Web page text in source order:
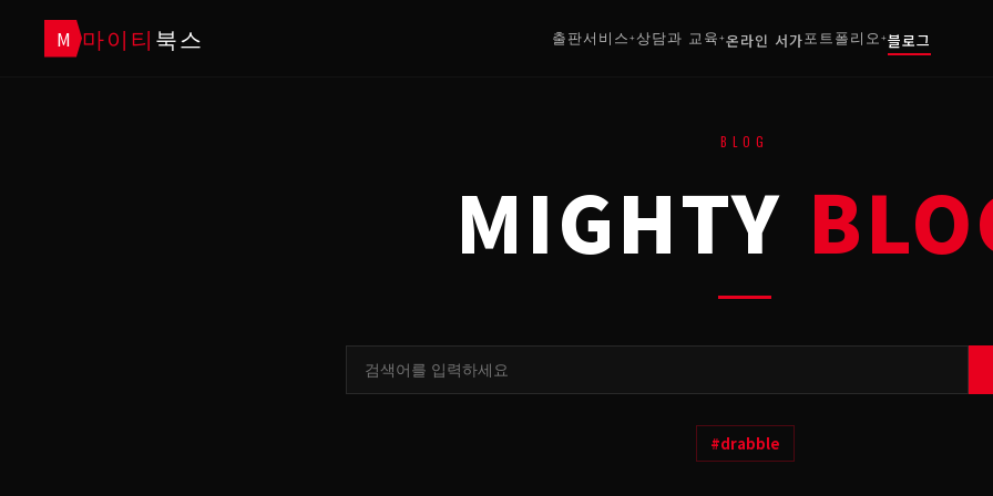
M 마이티 북스 출판서비스 +상담과 교육 +온라인 서가 포트폴리오 +블로그
BLOG
MIGHTY
#drabble